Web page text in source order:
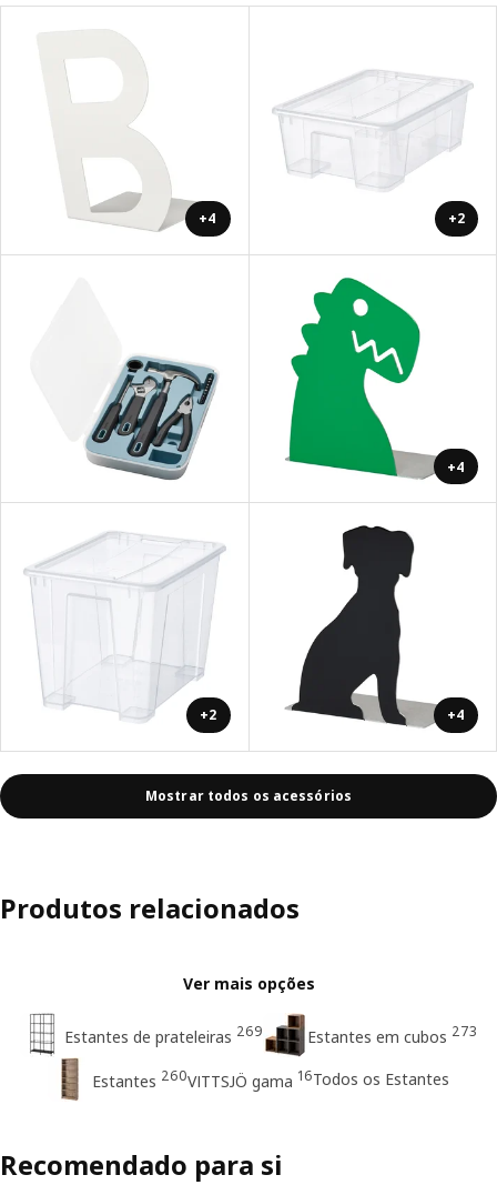
+4 +2
+4
+2 +4
Mostrar todos os acessórios
Produtos relacionados
Ver mais opções
Estantes de prateleiras 269 Estantes em cubos 273
Estantes 260VITTSJÖ gama 16Todos os Estantes
Recomendado para si